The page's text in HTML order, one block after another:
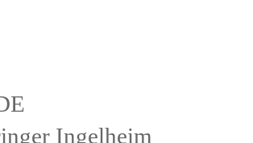
Ingelheim